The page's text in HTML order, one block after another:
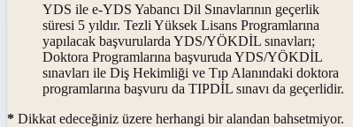
YDS ile e-YDS Yabancı Dil Sınavlarının geçerlik
süresi 5 yıldır. Tezli Yüksek Lisans Programlarına
yapılacak başvurularda YDS/YÖKDİL sınavları;
Doktora Programlarına başvuruda YDS/YÖKDİL
sınavları ile Diş Hekimliği ve Tıp Alanındaki doktora
programlarına başvuru da TIPDİL sınavı da geçerlidir.
* Dikkat edeceğiniz üzere herhangi bir alandan bahsetmiyor.